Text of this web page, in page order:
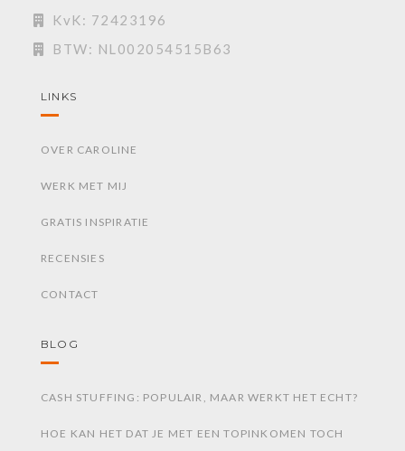
KvK: 72423196
BTW: NL002054515B63
LINKS
OVER CAROLINE
WERK MET MIJ
GRATIS INSPIRATIE
RECENSIES
CONTACT
BLOG
CASH STUFFING: POPULAIR, MAAR WERKT HET ECHT?
HOE KAN HET DAT JE MET EEN TOPINKOMEN TOCH